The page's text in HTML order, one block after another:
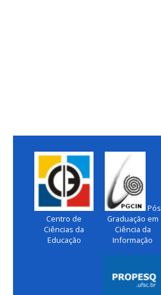
Centro de
Ciências da
Educação
Pós
Graduação em
Ciência da
Informação